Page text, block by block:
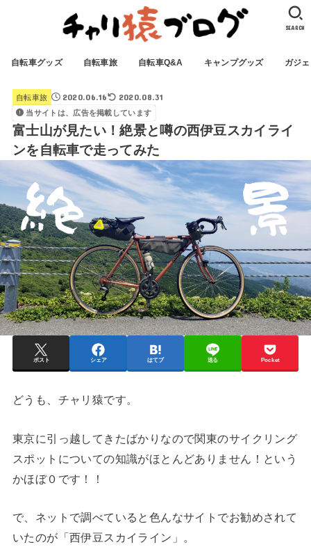
自転車グッズ 自転車旅 自転車Q&A キャンプグッズ ガジ
SEARCH
自転車旅 2020.06.16 2020.08.31
当サイトは、広告を掲載しています
富士山が見たい！絶景と噂の西伊豆スカイライ
ンを自転車で走ってみた
ポスト シェア はてブ 送る Pocket
どうも、チャリ猿です。
東京に引っ越してきたばかりなので関東のサイクリング
スポットについての知識がほとんどありません！という
かほぼ０です！！
で、ネットで調べていると色んなサイトでお勧めされて
いたのが「西伊豆スカイライン」。